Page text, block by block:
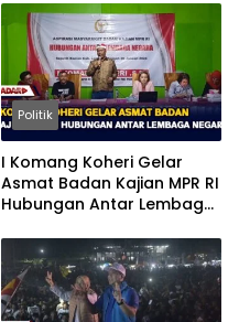
Politik
I Komang Koheri Gelar
Asmat Badan Kajian MPR RI
Hubungan Antar Lembaga